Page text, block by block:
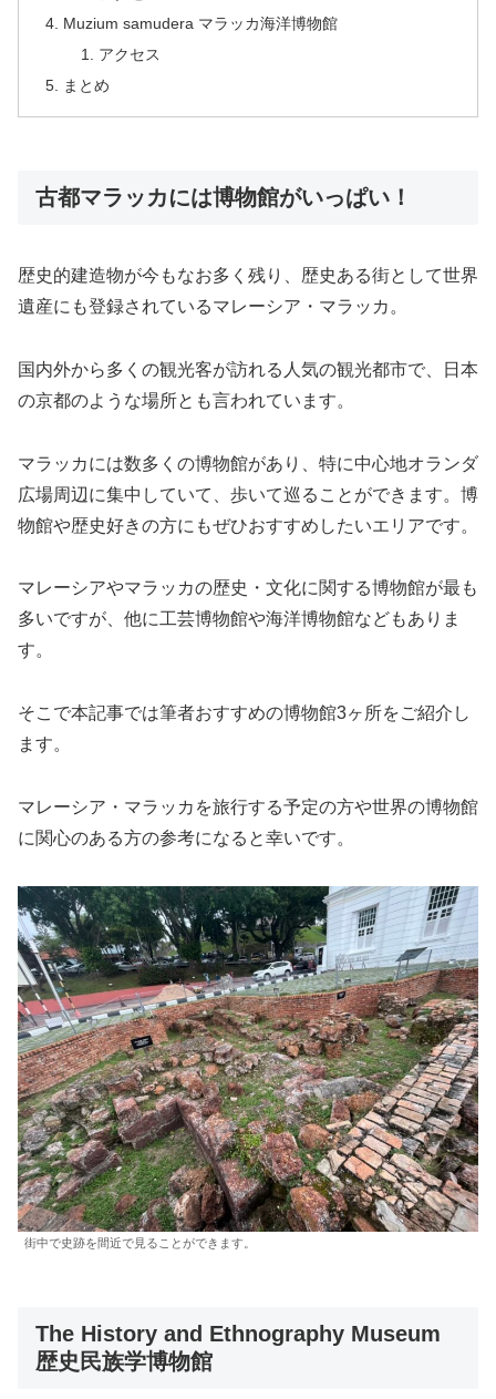
Muzium samudera マラッカ海洋博物館
アクセス
まとめ
古都マラッカには博物館がいっぱい！
歴史的建造物が今もなお多く残り、歴史ある街として世界
遺産にも登録されているマレーシア・マラッカ。
国内外から多くの観光客が訪れる人気の観光都市で、日本
の京都のような場所とも言われています。
マラッカには数多くの博物館があり、特に中心地オランダ
広場周辺に集中していて、歩いて巡ることができます。博
物館や歴史好きの方にもぜひおすすめしたいエリアです。
マレーシアやマラッカの歴史・文化に関する博物館が最も
多いですが、他に工芸博物館や海洋博物館などもありま
す。
そこで本記事では筆者おすすめの博物館3ヶ所をご紹介し
ます。
マレーシア・マラッカを旅行する予定の方や世界の博物館
に関心のある方の参考になると幸いです。
街中で史跡を間近で見ることができます。
The History and Ethnography Museum
歴史民族学博物館